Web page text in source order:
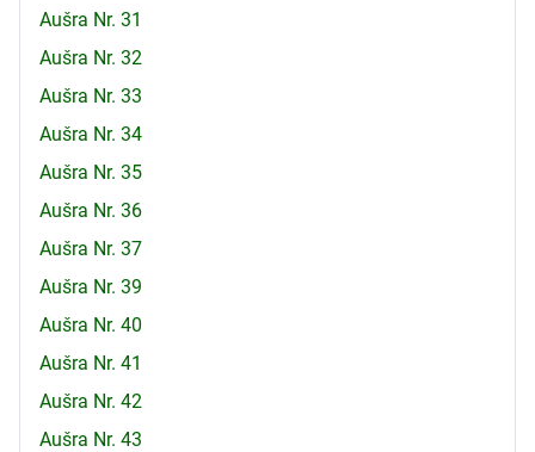
Aušra Nr. 31
Aušra Nr. 32
Aušra Nr. 33
Aušra Nr. 34
Aušra Nr. 35
Aušra Nr. 36
Aušra Nr. 37
Aušra Nr. 39
Aušra Nr. 40
Aušra Nr. 41
Aušra Nr. 42
Aušra Nr. 43